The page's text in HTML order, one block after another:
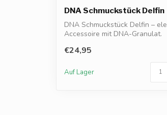
DNA Schmuckstück Delfin
DNA Schmuckstück Delfin –
Accessoire mit DNA-Granulat.
€24,95
Auf Lager